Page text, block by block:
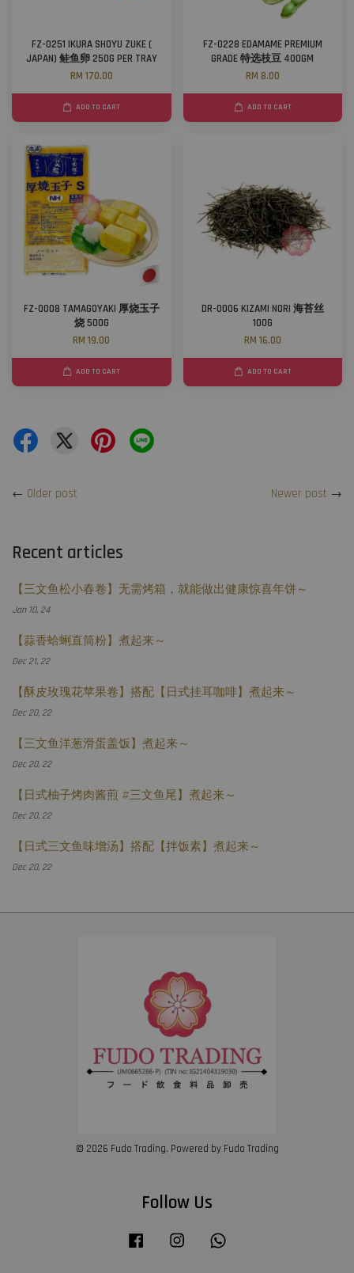
FZ-0251 IKURA SHOYU ZUKE (
JAPAN) 鲑鱼卵 250G PER TRAY
RM 170.00
ADD TO CART
FZ-0228 EDAMAME PREMIUM
GRADE 特选枝豆 400GM
RM 8.00
ADD TO CART
FZ-0008 TAMAGOYAKI 厚烧玉子
烧 500G
RM 19.00
ADD TO CART
DR-0006 KIZAMI NORI 海苔丝
100G
RM 16.00
ADD TO CART
← Older post Newer post →
Recent articles
【三文鱼松小春卷】无需烤箱，就能做出健康惊喜年饼～
Jan 10, 24
【蒜香蛤蜊直筒粉】煮起来～
Dec 21, 22
【酥皮玫瑰花苹果卷】搭配【日式挂耳咖啡】煮起来～
Dec 20, 22
【三文鱼洋葱滑蛋盖饭】煮起来～
Dec 20, 22
【日式柚子烤肉酱煎 #三文鱼尾】煮起来～
Dec 20, 22
【日式三文鱼味增汤】搭配【拌饭素】煮起来～
Dec 20, 22
© 2026 Fudo Trading. Powered by Fudo Trading
Follow Us
Facebook Instagram